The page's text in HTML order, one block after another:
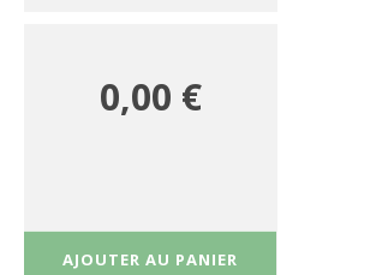
0,00 €
AJOUTER AU PANIER